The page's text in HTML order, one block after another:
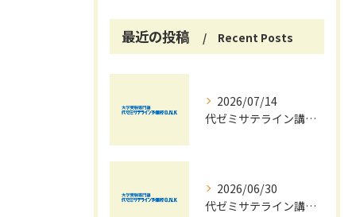
最近の投稿 Recent Posts
2026/07/14
代ゼミサテライン講座で夏期講習会を自宅受講し大学受験対策を効率化する方法
2026/06/30
代ゼミサテライン講座夏期講習会で苦手科目を短期間に得意科目へ導く学習戦略